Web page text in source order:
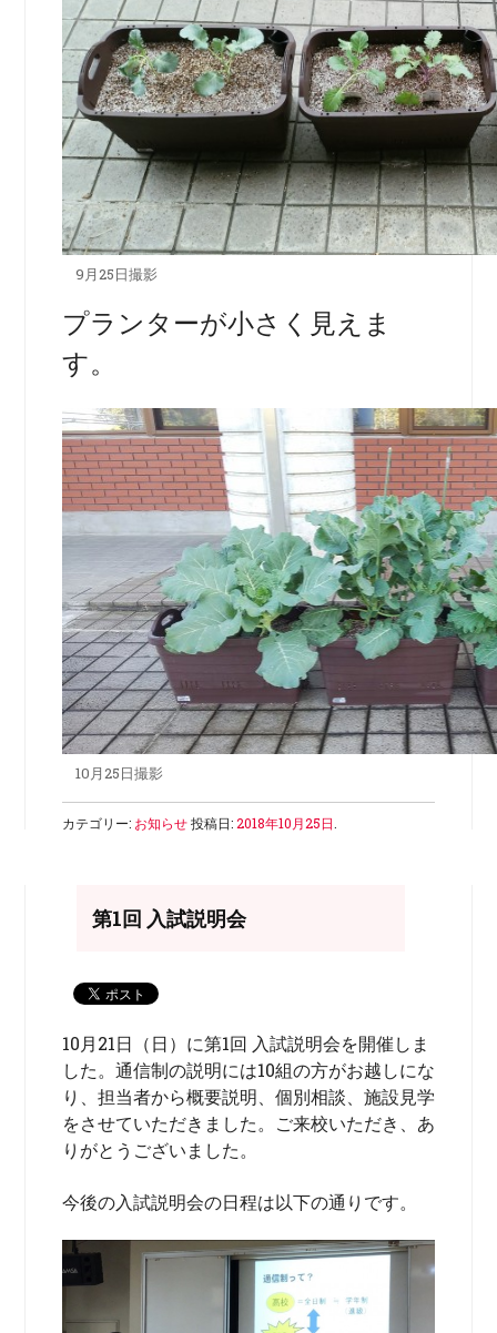
9月25日撮影
プランターが小さく見えま
す。
10月25日撮影
カテゴリー: お知らせ投稿日:2018年10月25日.
第1回 入試説明会
10月21日（日）に第1回 入試説明会を開催しま
した。通信制の説明には10組の方がお越しにな
り、担当者から概要説明、個別相談、施設見学
をさせていただきました。ご来校いただき、あ
りがとうございました。
今後の入試説明会の日程は以下の通りです。